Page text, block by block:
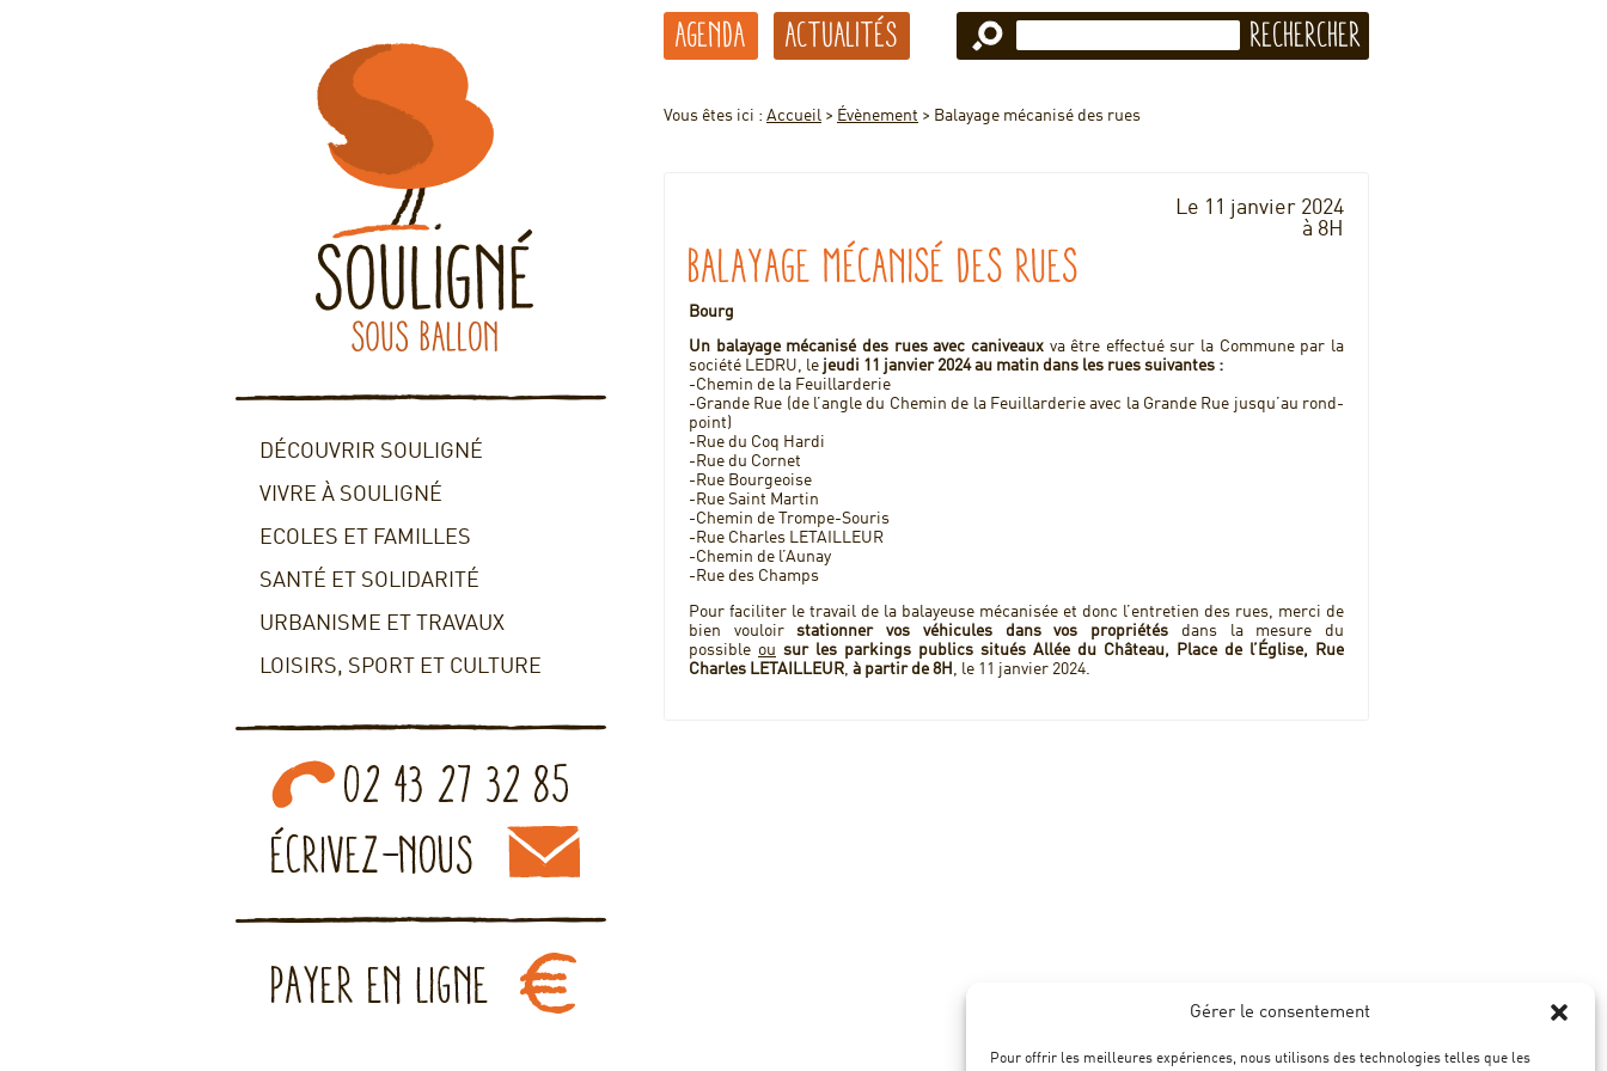
Gérer le consentement
Pour offrir les meilleures expériences, nous utilisons des technologies telles que les
DÉCOUVRIR SOULIGNÉ
VIVRE À SOULIGNÉ
ECOLES ET FAMILLES
SANTÉ ET SOLIDARITÉ
URBANISME ET TRAVAUX
LOISIRS, SPORT ET CULTURE
Agenda Actualités
Vous êtes ici : Accueil > Évènement > Balayage mécanisé des rues
Le 11 janvier 2024
à 8H
Balayage mécanisé des rues
Bourg
Un balayage mécanisé des rues avec caniveauxva être effectué sur la Commune par la
société LEDRU, le jeudi 11 janvier 2024 au matin dans les rues suivantes :
-Chemin de la Feuillarderie
-Grande Rue (de l’angle du Chemin de la Feuillarderie avec la Grande Rue jusqu’au rond-
point)
-Rue du Coq Hardi
-Rue du Cornet
-Rue Bourgeoise
-Rue Saint Martin
-Chemin de Trompe-Souris
-Rue Charles LETAILLEUR
-Chemin de l’Aunay
-Rue des Champs
Pour faciliter le travail de la balayeuse mécanisée et donc l’entretien des rues, merci de
bien vouloirstationner vos véhicules dans vos propriétés dans la mesure du
possible ou sur les parkings publics situés Allée du Château, Place de l’Église, Rue
Charles LETAILLEUR, à partir de 8H , le 11 janvier 2024.